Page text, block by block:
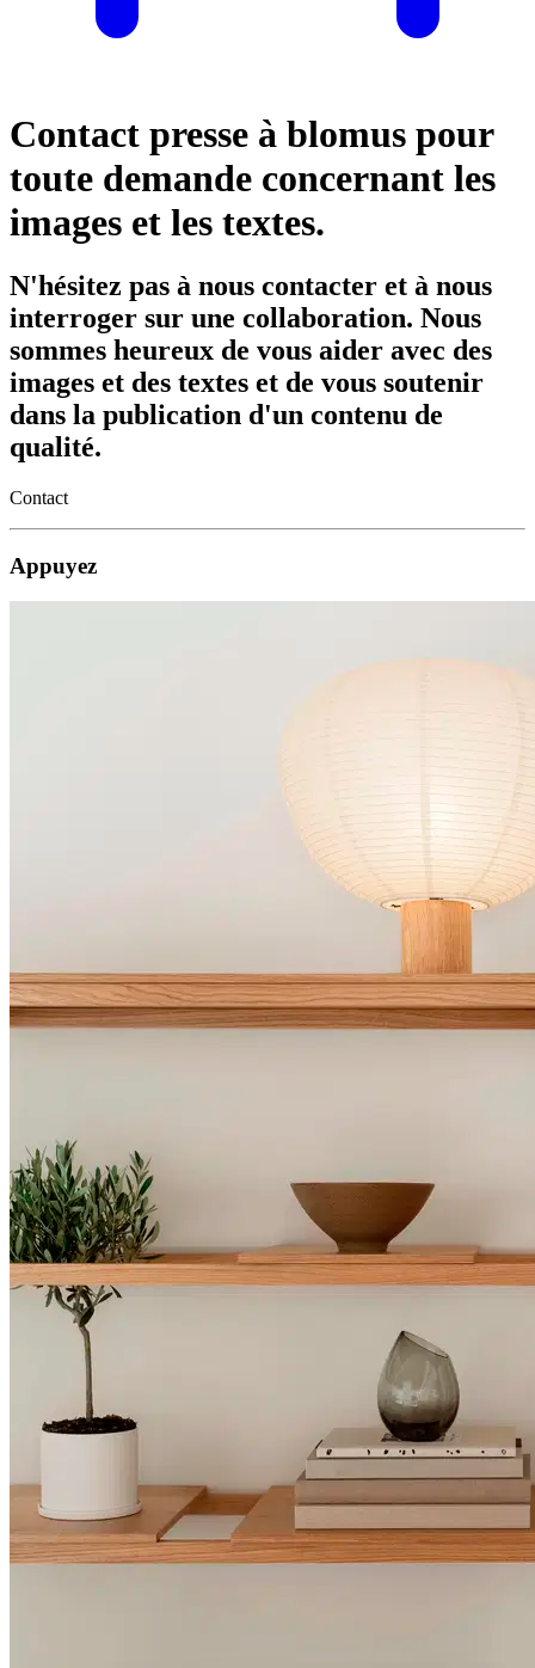
Contact presse à blomus pour
toute demande concernant les
images et les textes.
N'hésitez pas à nous contacter et à nous
interroger sur une collaboration. Nous
sommes heureux de vous aider avec des
images et des textes et de vous soutenir
dans la publication d'un contenu de
qualité.
Contact
Appuyez